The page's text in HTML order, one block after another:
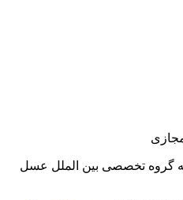
گروه تخصصی بین الملل عسل